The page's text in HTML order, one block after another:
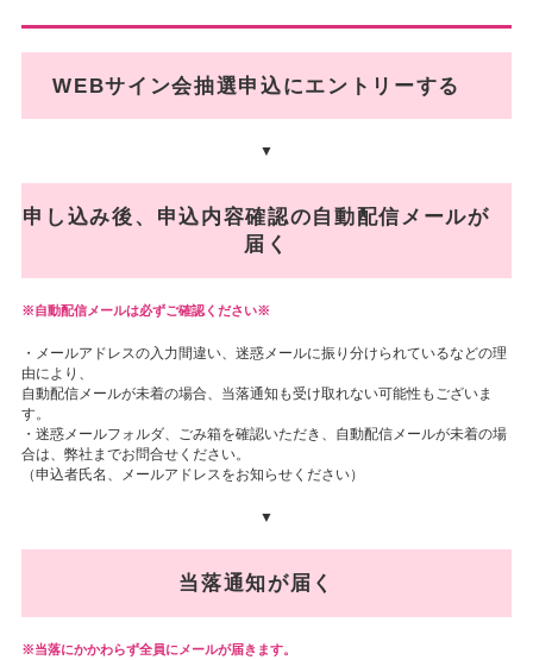
WEBサイン会抽選申込にエントリーする
▼
申し込み後、申込内容確認の自動配信メールが
届く
自動配信メールは必ずご確認ください※
・メールアドレスの入力間違い、迷惑メールに振り分けられているなどの理
由により、
自動配信メールが未着の場合、当落通知も受け取れない可能性もございま
す。
・迷惑メールフォルダ、ごみ箱を確認いただき、自動配信メールが未着の場
合は、弊社までお問合せください。
（申込者氏名、メールアドレスをお知らせください）
▼
当落通知が届く
当落にかかわらず全員にメールが届きます。